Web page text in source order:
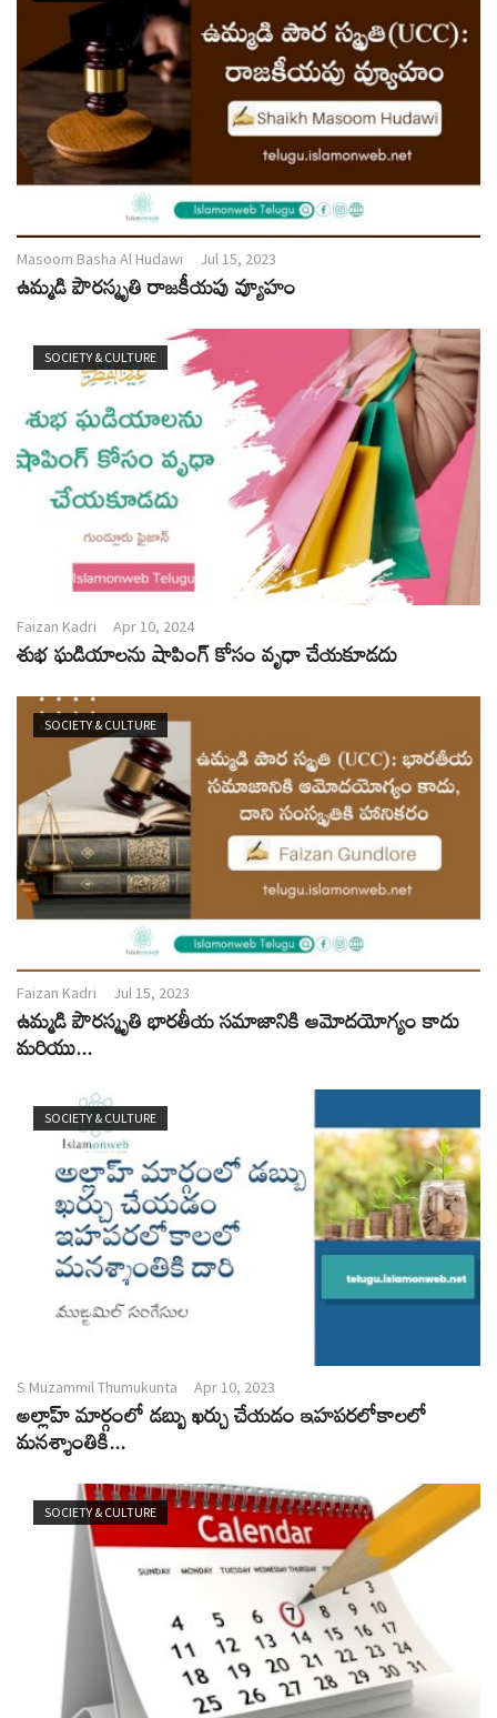
Masoom Basha Al Hudawi Jul 15, 2023
ఉమ్మడి పౌరస్మృతి రాజకీయపు వ్యూహం
SOCIETY & CULTURE
Faizan Kadri Apr 10, 2024
శుభ ఘడియాలను షాపింగ్ కోసం వృధా చేయకూడదు
SOCIETY & CULTURE
Faizan Kadri Jul 15, 2023
ఉమ్మడి పౌరస్మృతి భారతీయ సమాజానికి ఆమోదయోగ్యం కాదు
మరియు...
SOCIETY & CULTURE
S Muzammil Thumukunta Apr 10, 2023
అల్లాహ్ మార్గంలో డబ్బు ఖర్చు చేయడం ఇహపరలోకాలలో
మనశ్శాంతికి...
SOCIETY & CULTURE